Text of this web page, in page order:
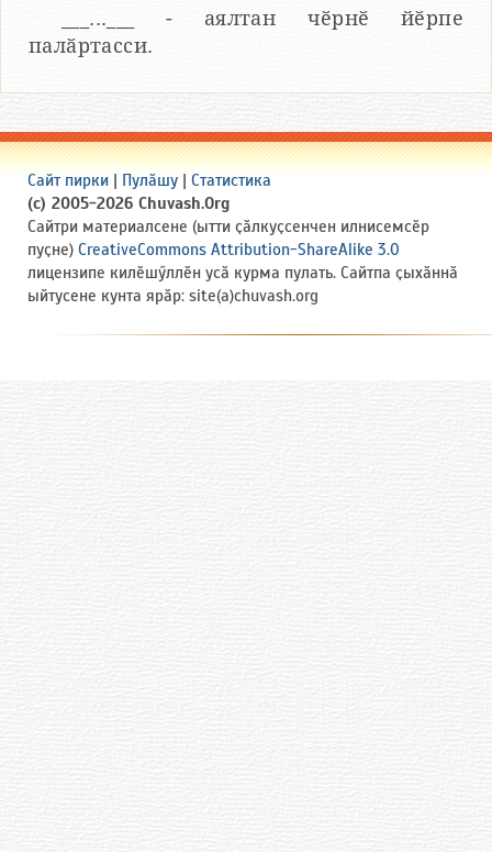
___...___ - аялтан чӗрнӗ йӗрпе
палӑртасси.
Сайт пирки | Пулӑшу | Статистика
(c) 2005-2026 Chuvash.Org
Сайтри материалсене (ытти ҫӑлкуҫсенчен илнисемсӗр
пуҫне) CreativeCommons Attribution-ShareAlike 3.0
лицензипе килӗшӳллӗн усӑ курма пулать. Сайтпа ҫыхӑннӑ
ыйтусене кунта ярӑр: site(a)chuvash.org